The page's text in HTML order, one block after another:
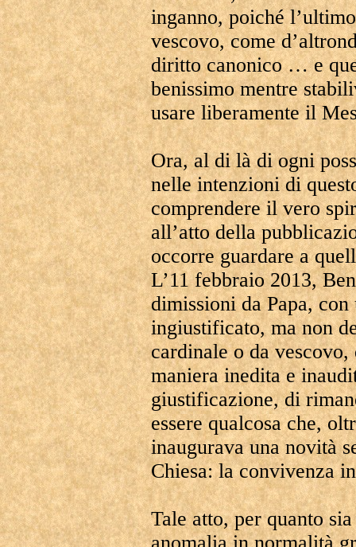
inganno, poiché
vescovo, come
diritto canonico … e
benissimo mentre
usare liberamente il
Ora, al di là di ogni
nelle intenzioni di
comprendere il vero
all’atto della
occorre guardare a
L’11 febbraio 2013,
dimissioni da Papa,
ingiustificato, ma non
cardinale o da
maniera inedita e
giustificazione, di
essere qualcosa che,
inaugurava una novità
Chiesa: la convivenza
Tale atto, per quanto